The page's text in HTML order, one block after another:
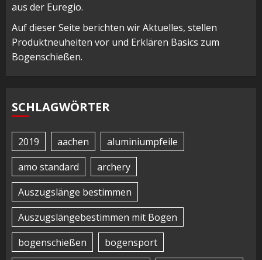
aus der Euregio.
Auf dieser Seite berichten wir Aktuelles, stellen
Produktneuheiten vor und Erklären Basics zum
Bogenschießen.
SCHLAGWÖRTER
2019 aachen
aluminiumpfeile
amo standard
archery
Auszugslänge bestimmen
Auszugslängebestimmen mit Bogen
bogenschießen
bogensport